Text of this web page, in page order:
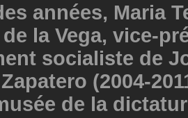
années, Maria
la Vega, vice-
socialiste de
(2004-
de la